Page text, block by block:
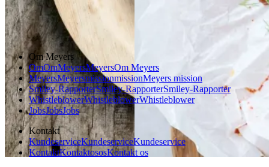
Sommermad
Dansk mad
Om Meyers
OmOmMeyersMeyersOm Meyers
MeyersMeyersmissionmissionMeyers mission
Smiley-RapporterSmiley-RapporterSmiley-Rapporter
WhistleblowerWhistleblowerWhistleblower
JobsJobsJobs
Kontakt
KundeserviceKundeserviceKundeservice
KontaktKontaktososKontakt os